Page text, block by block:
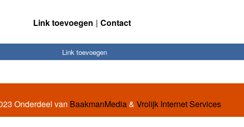
Link toevoegen Contact
Link toevoegen
Onderdeel van BaakmanMedia& Vrolijk Internet Services